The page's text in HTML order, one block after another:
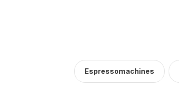
Espressomachines